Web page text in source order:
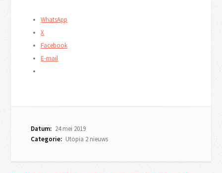
WhatsApp
X
Facebook
E-mail
Datum: 24 mei 2019
Categorie: Utopia 2 nieuws